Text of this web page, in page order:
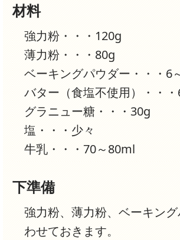
材料
強力粉・・・120g
薄力粉・・・80g
ベーキングパウダー・・・6
バター（食塩不使用）・・
グラニュー糖・・・30g
塩・・・少々
牛乳・・・70～80ml
下準備
強力粉、薄力粉、ベーキン
わせておきます。